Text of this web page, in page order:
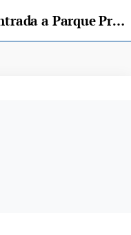
Siero ultima la glorieta de entrada a Parque Principado: así afectarán las obras al tráfico